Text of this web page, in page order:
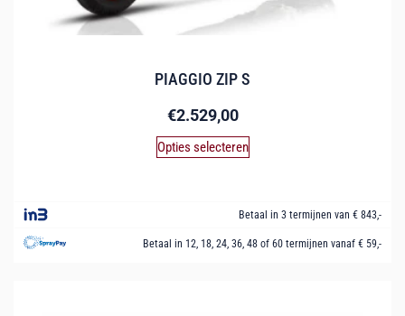
PIAGGIO ZIP S
€2.529,00
Opties selecteren
Betaal in 3 termijnen van € 843,-
Betaal in 12, 18, 24, 36, 48 of 60 termijnen vanaf € 59,-